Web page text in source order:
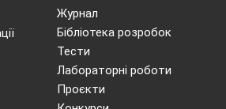
Журнал
Бібліотека розробок
Тести
Лабораторні роботи
Проєкти